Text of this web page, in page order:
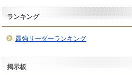
ランキング
最強リーダーランキング
掲示板